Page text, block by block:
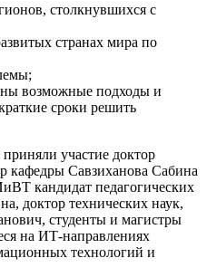
столкнувшихся с
странах мира по
возможные подходы и
сроки решить
участие доктор
кафедры Савзиханова Сабина
кандидат педагогических
доктор технических наук,
студенты и магистры
на ИТ-направлениях
технологий и